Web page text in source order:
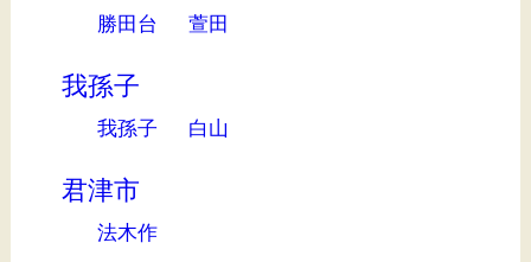
勝田台 萱田
我孫子
我孫子 白山
君津市
法木作